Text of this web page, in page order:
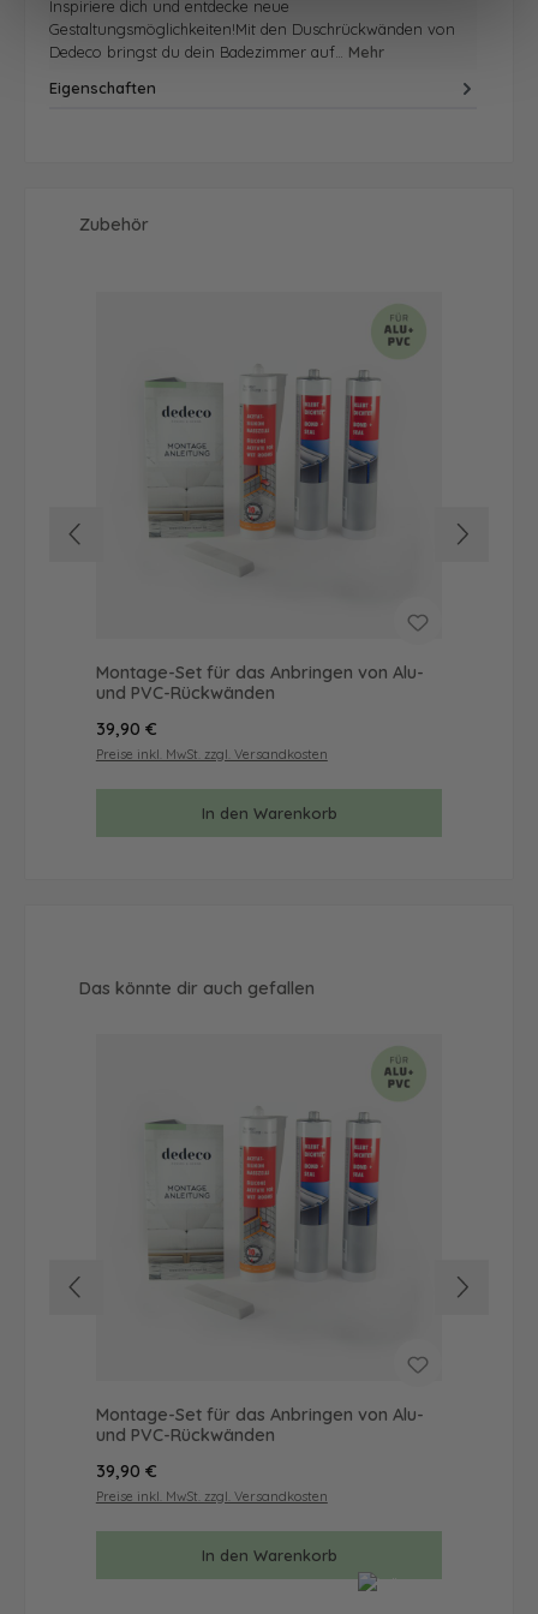
Inspiriere dich und entdecke neue
Gestaltungsmöglichkeiten!Mit den Duschrückwänden von
Dedeco bringst du dein Badezimmer auf… Mehr
Eigenschaften
Produktgalerie überspringen
Zubehör
Montage-Set für das Anbringen von Alu-
und PVC-Rückwänden
Regulärer Preis:
39,90 €
Preise inkl. MwSt. zzgl. Versandkosten
In den Warenkorb
Produktgalerie überspringen
Das könnte dir auch gefallen
Montage-Set für das Anbringen von Alu-
und PVC-Rückwänden
Regulärer Preis:
39,90 €
Preise inkl. MwSt. zzgl. Versandkosten
In den Warenkorb